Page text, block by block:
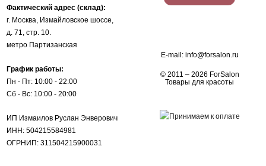
Фактический адрес (склад):
г. Москва, Измайловское шоссе,
д. 71, стр. 10.
метро Партизанская
График работы:
Пн - Пт: 10:00 - 22:00
Сб - Вс: 10:00 - 20:00
ИП Измаилов Руслан Энверович
ИНН: 504215584981
ОГРНИП: 311504215900031
E-mail: info@forsalon.ru
© 2011 – 2026 ForSalon
Товары для красоты